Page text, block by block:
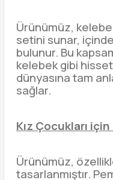
Ürünümüz,
setini sunar,
bulunur. Bu
kelebek gibi
dünyasına tam
sağlar.
Kız Çocukları
Ürünümüz,
tasarlanmıştır.